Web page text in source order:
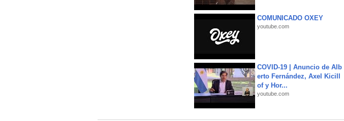
COMUNICADO OXEY
youtube.com
COVID-19 | Anuncio de Alb
erto Fernández, Axel Kicill
of y Hor...
youtube.com